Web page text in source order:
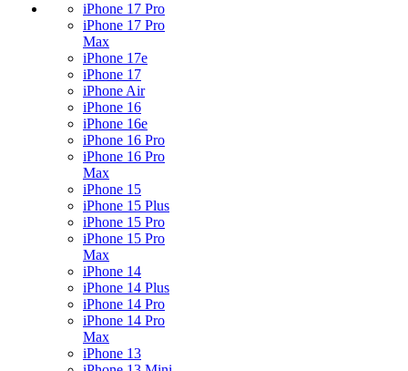
iPhone 17 Pro
iPhone 17 Pro
Max
iPhone 17e
iPhone 17
iPhone Air
iPhone 16
iPhone 16e
iPhone 16 Pro
iPhone 16 Pro
Max
iPhone 15
iPhone 15 Plus
iPhone 15 Pro
iPhone 15 Pro
Max
iPhone 14
iPhone 14 Plus
iPhone 14 Pro
iPhone 14 Pro
Max
iPhone 13